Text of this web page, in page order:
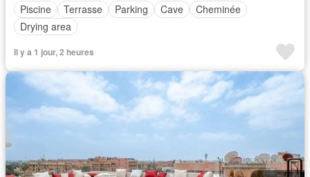
Piscine
Terrasse Parking Cave
Cheminée
Drying area
Il y a 1 jour, 2 heures